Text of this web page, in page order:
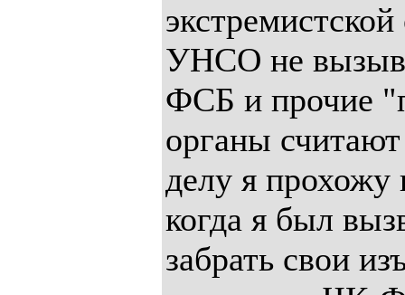
УНСО не
ФСБ и прочие
органы
делу я прохожу
когда я был
забрать свои